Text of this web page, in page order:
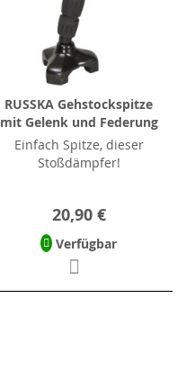
RUSSKA Gehstockspitze
mit Gelenk und Federung
Einfach Spitze, dieser
Stoßdämpfer!
20,90 €
Verfügbar